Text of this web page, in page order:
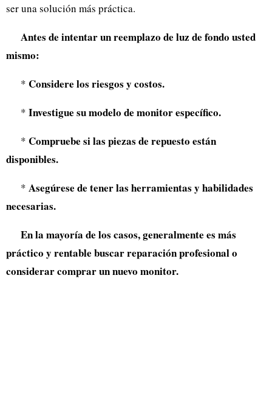
ser una solución más práctica.
Antes de intentar un reemplazo de luz de fondo usted
mismo:
* Considere los riesgos y costos.
* Investigue su modelo de monitor específico.
* Compruebe si las piezas de repuesto están
disponibles.
* Asegúrese de tener las herramientas y habilidades
necesarias.
En la mayoría de los casos, generalmente es más
práctico y rentable buscar reparación profesional o
considerar comprar un nuevo monitor.